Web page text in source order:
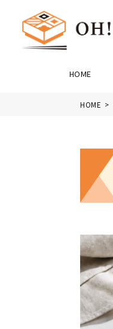
content
HOME
HOME